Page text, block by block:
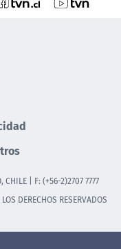
CHILE | F: (+56-2)2707 7777
DERECHOS RESERVADOS